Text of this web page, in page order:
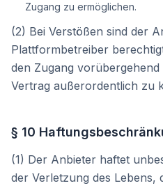
Zugang zu ermöglichen.
(2) Bei Verstößen sind der
Plattformbetreiber
den Zugang
Vertrag außerordentlich zu
§ 10
(1) Der Anbieter haftet
der Verletzung des Lebens,